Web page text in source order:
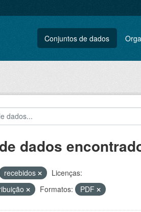
Conjuntos de dados
dados
recebidos
Licenças:
Formatos: PDF